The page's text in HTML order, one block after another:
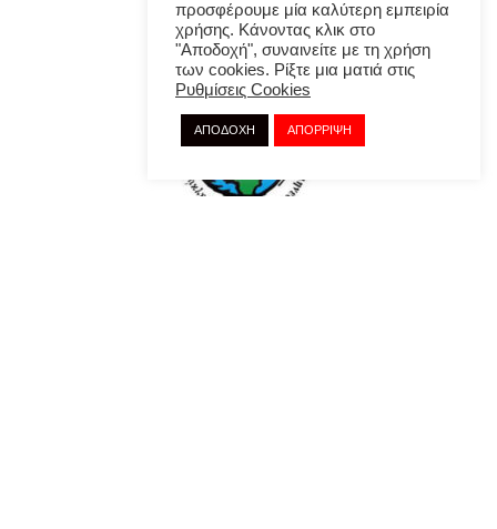
προσφέρουμε μία καλύτερη εμπειρία
χρήσης. Κάνοντας κλικ στο
"Αποδοχή", συναινείτε με τη χρήση
των cookies. Ρίξτε μια ματιά στις
Ρυθμίσεις Cookies
ΑΠΟΔΟΧΗ ΑΠΟΡΡΙΨΗ